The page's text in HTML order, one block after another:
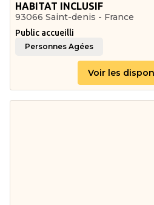
HABITAT INCLUSIF
93066 Saint-denis - France
Public accueilli
Personnes Agées
Voir les